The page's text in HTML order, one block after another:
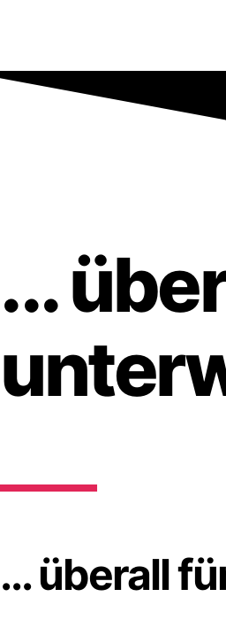
...
... überall